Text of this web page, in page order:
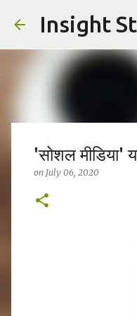
Insight
'सोशल मीडिया'
on July 06, 2020